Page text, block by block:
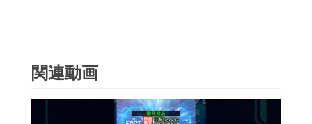
関連動画